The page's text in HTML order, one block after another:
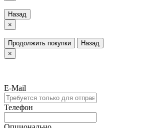
Назад
×
Продолжить покупки
Назад
×
E-Mail
Телефон